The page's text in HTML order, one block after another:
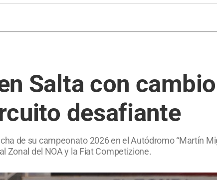
Salta con
desafiante
de su campeonato 2026 en el Autódromo “Martín
Zonal del NOA y la Fiat Competizione.